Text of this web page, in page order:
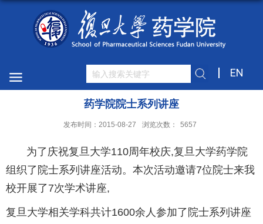
EN
药学院院士系列讲座
发布时间：2015-08-27 浏览次数： 5657
为了庆祝复旦大学110周年校庆,复旦大学药学院
组织了院士系列讲座活动。本次活动邀请7位院士来我
校开展了7次学术讲座,
复旦大学相关学科共计1600余人参加了院士系列讲座